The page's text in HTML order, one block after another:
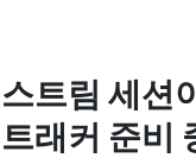
스트림 세션
트래커 준비